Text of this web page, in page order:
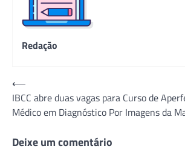
Redação
Navegação
de
Post
⟵
IBCC abre duas vagas para Curso de
Médico em Diagnóstico Por Imagens da
Deixe um comentário